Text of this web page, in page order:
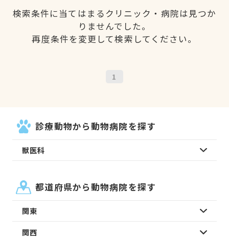
検索条件に当てはまるクリニック・病院は見つか
りませんでした。
再度条件を変更して検索してください。
1
診療動物から動物病院を探す
獣医科
都道府県から動物病院を探す
関東
関西